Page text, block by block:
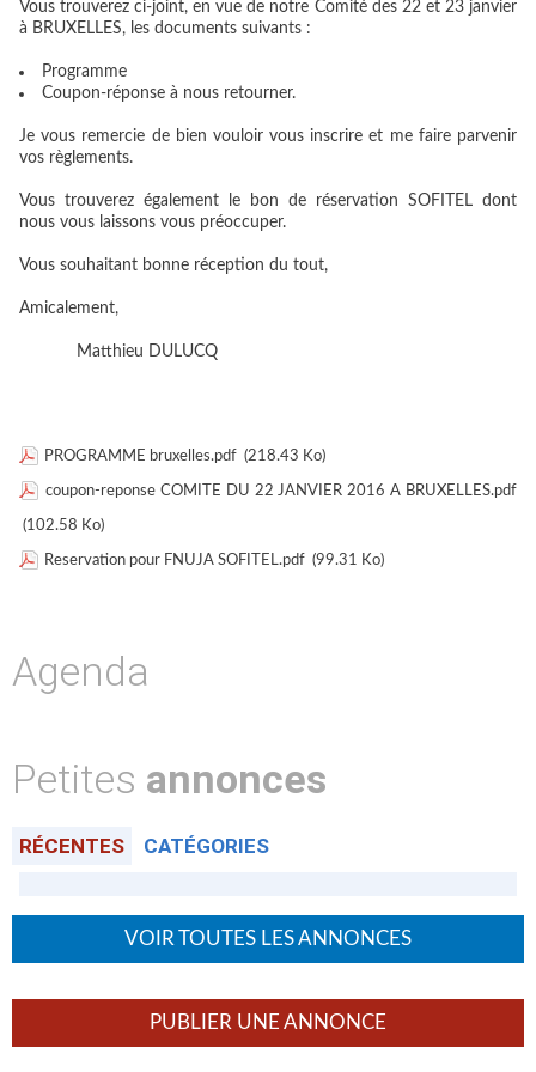
Vous trouverez ci-joint, en vue de notre Comité des 22 et 23 janvier
à BRUXELLES, les documents suivants :
Programme
Coupon-réponse à nous retourner.
Je vous remercie de bien vouloir vous inscrire et me faire parvenir
vos règlements.
Vous trouverez également le bon de réservation SOFITEL dont
nous vous laissons vous préoccuper.
Vous souhaitant bonne réception du tout,
Amicalement,
Matthieu DULUCQ
PROGRAMME bruxelles.pdf (218.43 Ko)
coupon-reponse COMITE DU 22 JANVIER 2016 A BRUXELLES.pdf
(102.58 Ko)
Reservation pour FNUJA SOFITEL.pdf (99.31 Ko)
Agenda
Petites annonces
RÉCENTES CATÉGORIES
VOIR TOUTES LES ANNONCES
PUBLIER UNE ANNONCE